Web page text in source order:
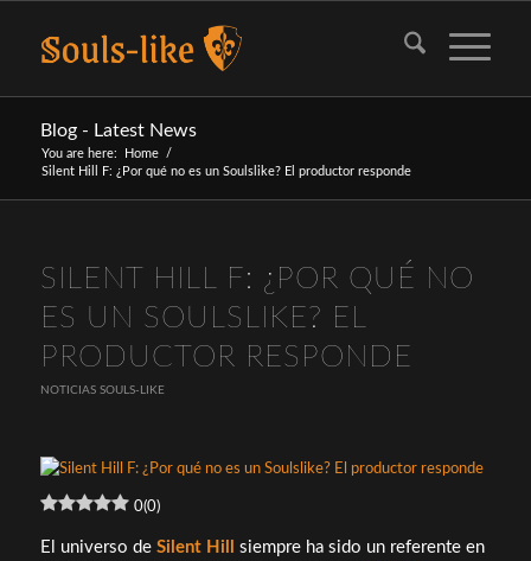
Blog - Latest News
You are here: Home
/
Silent Hill F: ¿Por qué no es un Soulslike? El productor responde
SILENT HILL F: ¿POR QUÉ NO
ES UN SOULSLIKE? EL
PRODUCTOR RESPONDE
NOTICIAS SOULS-LIKE
0(0)
El universo de Silent Hill
siempre ha sido un referente en